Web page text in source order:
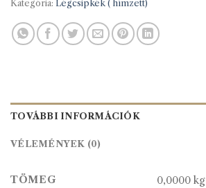
Kategória: Légcsipkék ( hímzett)
TOVÁBBI INFORMÁCIÓK
VÉLEMÉNYEK (0)
TÖMEG 0,0000 kg